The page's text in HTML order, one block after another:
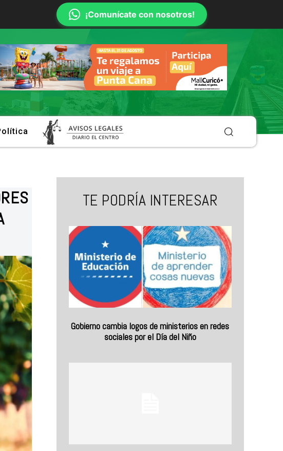
¡Comunícate con nosotros!
TE PODRÍA INTERESAR
Gobierno cambia logos de ministerios en redes
sociales por el Día del Niño